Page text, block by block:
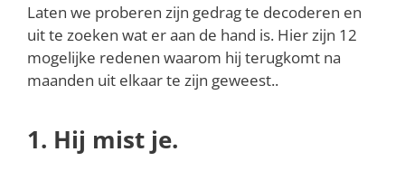
Laten we proberen zijn gedrag te decoderen en
uit te zoeken wat er aan de hand is. Hier zijn 12
mogelijke redenen waarom hij terugkomt na
maanden uit elkaar te zijn geweest..
1. Hij mist je.